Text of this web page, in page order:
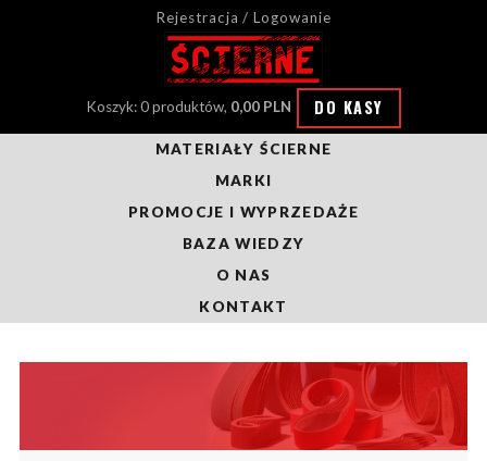
Rejestracja / Logowanie
Koszyk: 0 produktów, 0,00 PLN DO KASY
MATERIAŁY ŚCIERNE
MARKI
PROMOCJE I WYPRZEDAŻE
BAZA WIEDZY
O NAS
KONTAKT